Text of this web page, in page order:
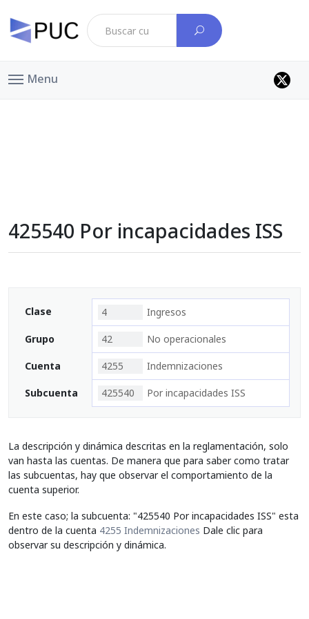
Menu
425540 Por incapacidades ISS
Clase 4 Ingresos
Grupo 42 No operacionales
Cuenta 4255 Indemnizaciones
Subcuenta 425540 Por incapacidades ISS
La descripción y dinámica descritas en la reglamentación, solo
van hasta las cuentas. De manera que para saber como tratar
las subcuentas, hay que observar el comportamiento de la
cuenta superior.
En este caso; la subcuenta: "425540 Por incapacidades ISS" esta
dentro de la cuenta 4255 Indemnizaciones Dale clic para
observar su descripción y dinámica.